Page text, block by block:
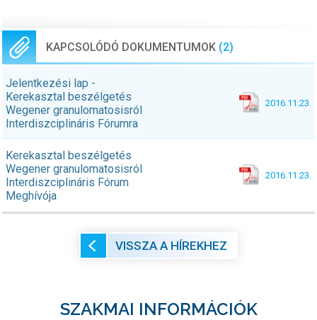
KAPCSOLÓDÓ DOKUMENTUMOK (2)
Jelentkezési lap -
Kerekasztal beszélgetés
Wegener granulomatosisról
Interdiszciplináris Fórumra
2016.11.23.
Kerekasztal beszélgetés
Wegener granulomatosisról
Interdiszciplináris Fórum
Meghívója
2016.11.23.
VISSZA A HÍREKHEZ
SZAKMAI INFORMÁCIÓK